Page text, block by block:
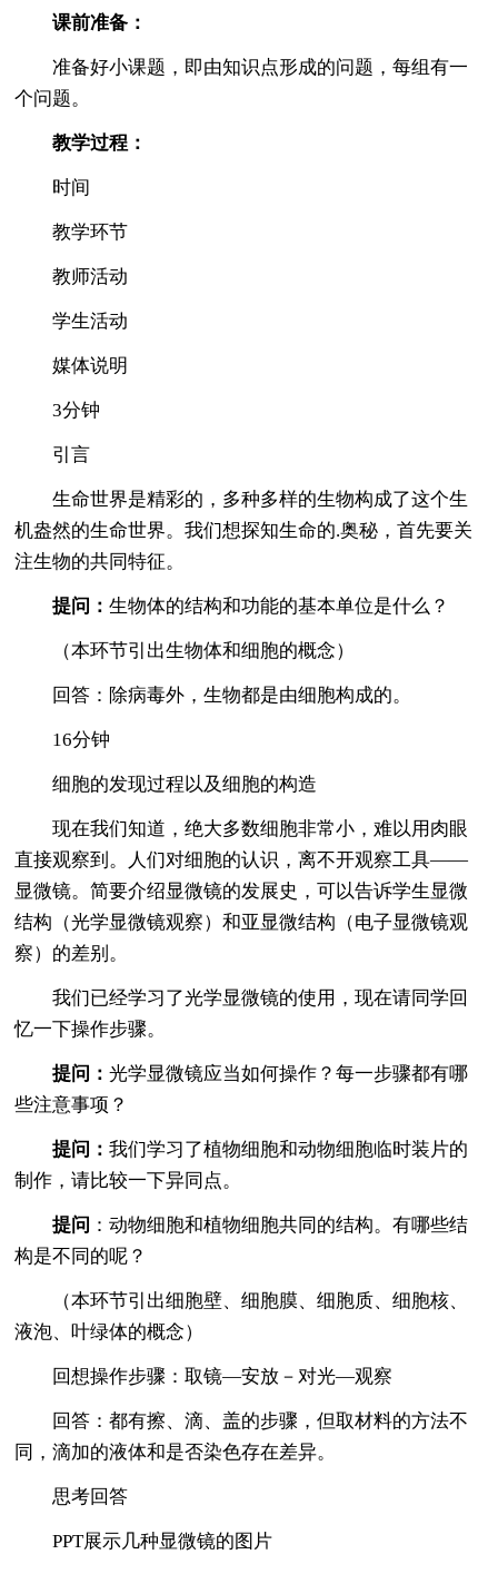
课前准备：
准备好小课题，即由知识点形成的问题，每组有一
个问题。
教学过程：
时间
教学环节
教师活动
学生活动
媒体说明
3分钟
引言
生命世界是精彩的，多种多样的生物构成了这个生
机盎然的生命世界。我们想探知生命的.奥秘，首先要关
注生物的共同特征。
提问：生物体的结构和功能的基本单位是什么？
（本环节引出生物体和细胞的概念）
回答：除病毒外，生物都是由细胞构成的。
16分钟
细胞的发现过程以及细胞的构造
现在我们知道，绝大多数细胞非常小，难以用肉眼
直接观察到。人们对细胞的认识，离不开观察工具——
显微镜。简要介绍显微镜的发展史，可以告诉学生显微
结构（光学显微镜观察）和亚显微结构（电子显微镜观
察）的差别。
我们已经学习了光学显微镜的使用，现在请同学回
忆一下操作步骤。
提问：光学显微镜应当如何操作？每一步骤都有哪
些注意事项？
提问：我们学习了植物细胞和动物细胞临时装片的
制作，请比较一下异同点。
提问 ：动物细胞和植物细胞共同的结构。有哪些结
构是不同的呢？
（本环节引出细胞壁、细胞膜、细胞质、细胞核、
液泡、叶绿体的概念）
回想操作步骤：取镜—安放－对光—观察
回答：都有擦、滴、盖的步骤，但取材料的方法不
同，滴加的液体和是否染色存在差异。
思考回答
PPT展示几种显微镜的图片